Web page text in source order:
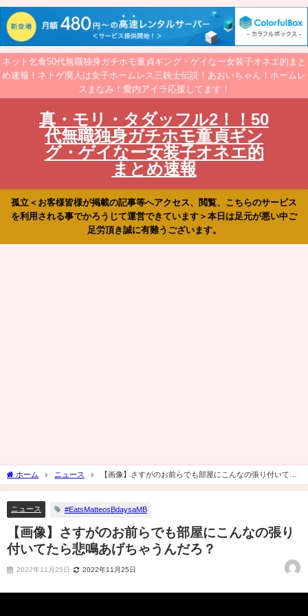
ネット乞食50代無職独身ガチホモ童貞ギング・ゲイなー女装子オネエ的まと
め速報！ネトゲ廃人は女子ホームレス三銃士伝説！あおいちゃん！ホームレ
スまなみ！愛内アイラ応援してます！
真・モリ・タダッフル2！！50
代無職独身ガチホモ童貞ギン
グ・ゲイなー女装子オネエ的
まとめ速報
孤立＜お客様皆様が掲載の記事等へアクセス、閲覧、こちらのサービス
を利用される事でかろうじて運営できています＞本日は足元が悪い中ご
足労頂き誠に有難うございます。
ホーム ニュース
【画像】さすがのお前らでも部屋にこんなの張り付いてた
ら悲鳴あげちゃうんだろ？
ニュース #EatsMatteosBdaysaMB
【画像】さすがのお前らでも部屋にこんなの張り
付いてたら悲鳴あげちゃうんだろ？
2022年11月25日 2022年11月25日